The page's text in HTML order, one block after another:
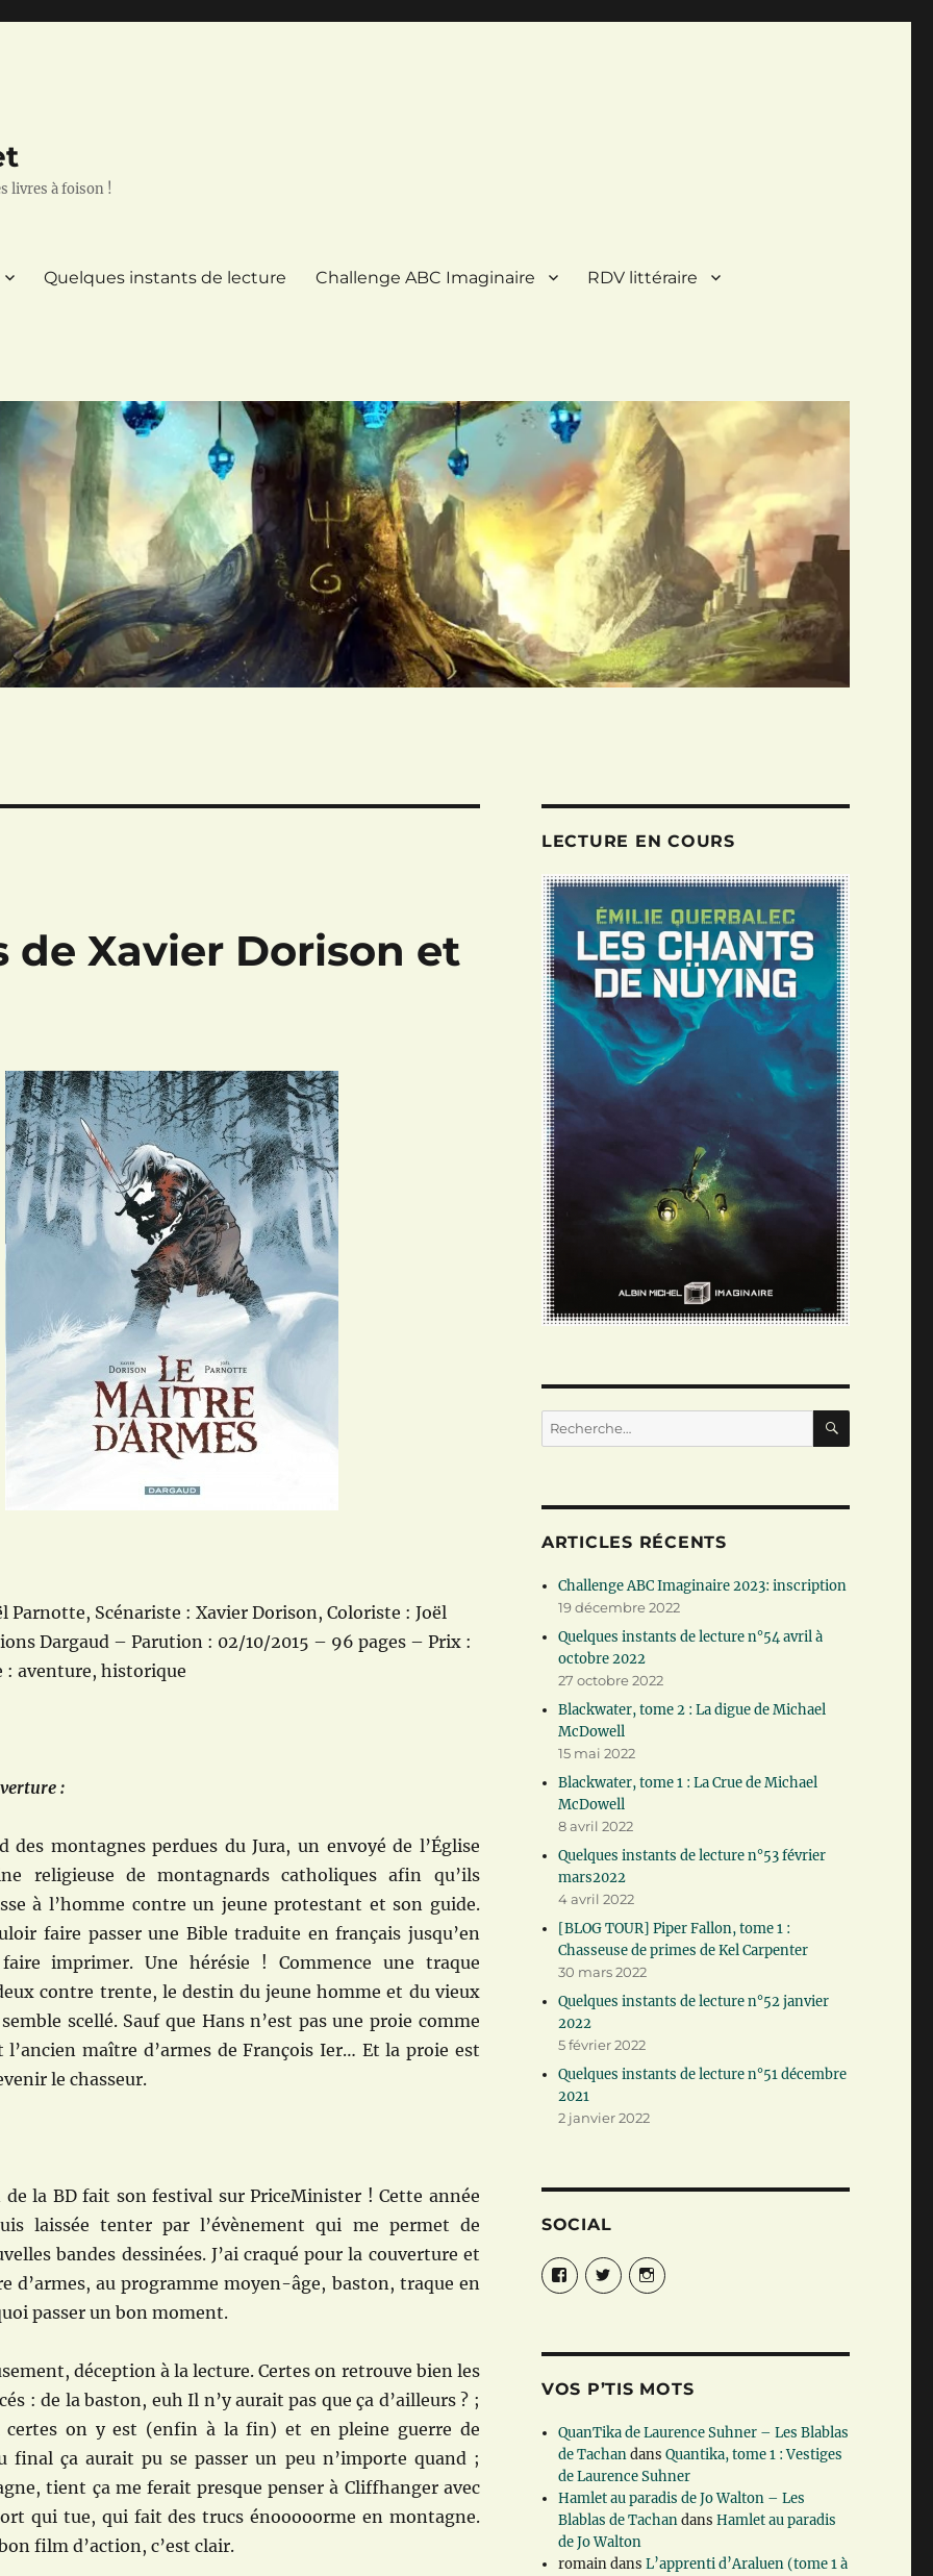
livres à foison !
Quelques instants de lecture Challenge ABC Imaginaire RDV littéraire
de Xavier Dorison et
Parnotte, Scénariste : Xavier Dorison, Coloriste : Joël
Dargaud – Parution : 02/10/2015 – 96 pages – Prix :
: aventure, historique
:
des montagnes perdues du Jura, un envoyé de l’Église
religieuse de montagnards catholiques afin qu’ils
à l’homme contre un jeune protestant et son guide.
faire passer une Bible traduite en français jusqu’en
imprimer. Une hérésie ! Commence une traque
contre trente, le destin du jeune homme et du vieux
scellé. Sauf que Hans n’est pas une proie comme
maître d’armes de François Ier… Et la proie est
le chasseur.
la BD fait son festival sur PriceMinister ! Cette année
laissée tenter par l’évènement qui me permet de
bandes dessinées. J’ai craqué pour la couverture et
d’armes, au programme moyen-âge, baston, traque en
passer un bon moment.
déception à la lecture. Certes on retrouve bien les
: de la baston, euh Il n’y aurait pas que ça d’ailleurs ? ;
certes on y est (enfin à la fin) et en pleine guerre de
final ça aurait pu se passer un peu n’importe quand ;
tient ça me ferait presque penser à Cliffhanger avec
qui tue, qui fait des trucs énooooorme en montagne.
film d’action, c’est clair.
LECTURE EN COURS
Recherche
pour :
ARTICLES RÉCENTS
Challenge ABC Imaginaire 2023: inscription
19 décembre 2022
Quelques instants de lecture n°54 avril à
octobre 2022
27 octobre 2022
Blackwater, tome 2 : La digue de Michael
McDowell
15 mai 2022
Blackwater, tome 1 : La Crue de Michael
McDowell
8 avril 2022
Quelques instants de lecture n°53 février
mars2022
4 avril 2022
[BLOG TOUR] Piper Fallon, tome 1 :
Chasseuse de primes de Kel Carpenter
30 mars 2022
Quelques instants de lecture n°52 janvier
2022
5 février 2022
Quelques instants de lecture n°51 décembre
2021
2 janvier 2022
SOCIAL
FacebookTwitterInstagram
VOS P’TIS MOTS
QuanTika de Laurence Suhner – Les Blablas
de TachandansQuantika, tome 1 : Vestiges
de Laurence Suhner
Hamlet au paradis de Jo Walton – Les
Blablas de TachandansHamlet au paradis
de Jo Walton
romaindansL’apprenti d’Araluen (tome 1 à